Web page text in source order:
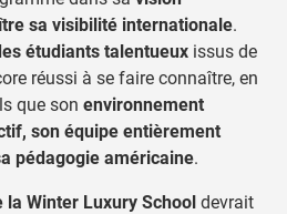
sa visibilité internationale.
étudiants talentueux issus de
réussi à se faire connaître, en
que son environnement
son équipe entièrement
pédagogie américaine.
Winter Luxury School devrait